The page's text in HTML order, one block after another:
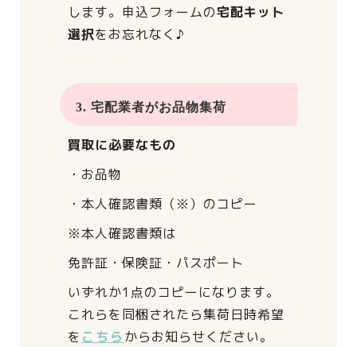
します。 申込フォームの宅配キット
選択をお忘れなく♪
3. 宅配業者がお品物集荷
買取に必要なもの
・お品物
・本人確認書類（※）のコピー
※本人確認書類は
免許証・保険証・パスポート
いずれか1点のコピーになります。
これらを同梱されたら集荷日時希望
を こちら からお知らせください。